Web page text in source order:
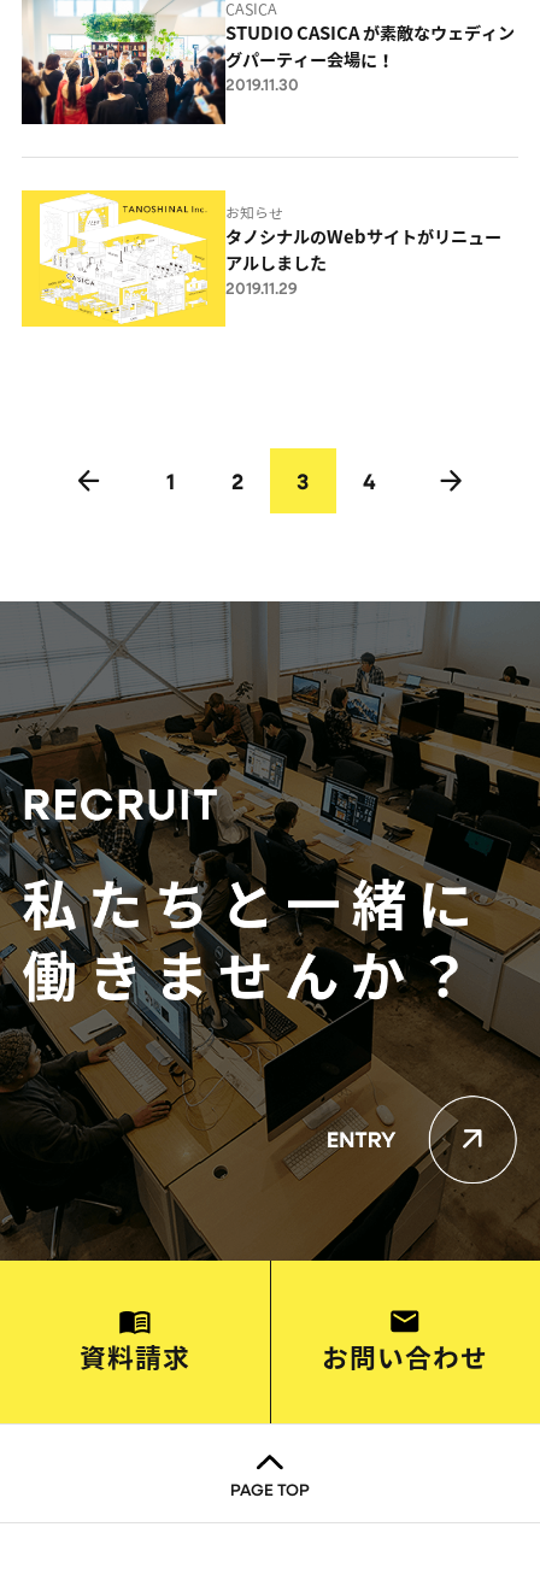
CASICA
STUDIO CASICA が素敵なウェディン
グパーティー会場に！
2019.11.30
お知らせ
タノシナルのWebサイトがリニュー
アルしました
2019.11.29
1 2 3 4
資料請求 お問い合わせ
PAGE TOP